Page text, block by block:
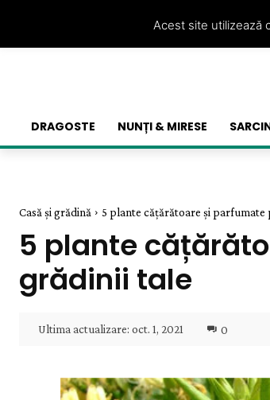
DRAGOSTE NUNȚI & MIRESE
Casă și grădină 5 plante cățărătoare și parfumate
5 plante
grădinii tale
Ultima actualizare: oct. 1, 2021 0
Acest site utilizează